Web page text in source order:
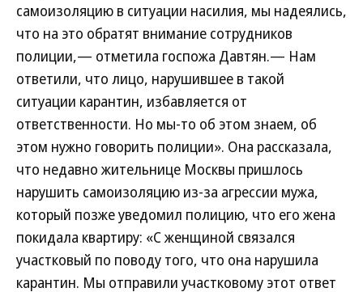
самоизоляцию в ситуации насилия, мы надеялись,
что на это обратят внимание сотрудников
полиции,— отметила госпожа Давтян.— Нам
ответили, что лицо, нарушившее в такой
ситуации карантин, избавляется от
ответственности. Но мы-то об этом знаем, об
этом нужно говорить полиции». Она рассказала,
что недавно жительнице Москвы пришлось
нарушить самоизоляцию из-за агрессии мужа,
который позже уведомил полицию, что его жена
покидала квартиру: «С женщиной связался
участковый по поводу того, что она нарушила
карантин. Мы отправили участковому этот ответ